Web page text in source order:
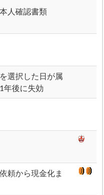
人確認書類
選択した日が属
年後に失効
頼から現金化ま